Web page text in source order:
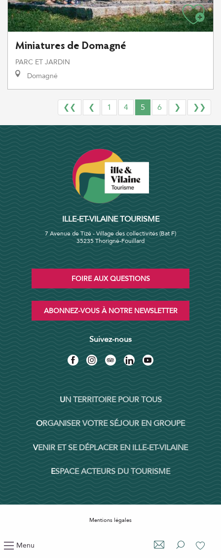
Menu
Miniatures de Domagné
PARC ET JARDIN
Domagné
❮❮ ❮ 1 4 5 6 ❯ ❯❯
ILLE-ET-VILAINE TOURISME
7 Avenue de Tizé - Village des collectivités (Bat F)
35235 Thorigné-Fouillard
FOIRE AUX QUESTIONS
ABONNEZ-VOUS À NOTRE NEWSLETTER
Suivez-nous
UN TERRITOIRE POUR TOUS
ORGANISER VOTRE SÉJOUR EN GROUPE
VENIR ET SE DÉPLACER EN ILLE-ET-VILAINE
ESPACE ACTEURS DU TOURISME
Mentions légales